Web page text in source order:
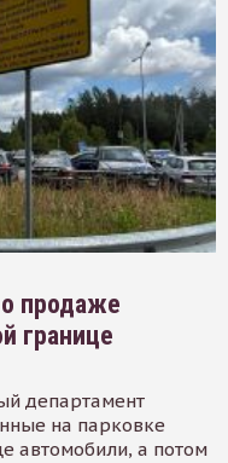
продаже
границе
департамент
на парковке
автомобили, а потом